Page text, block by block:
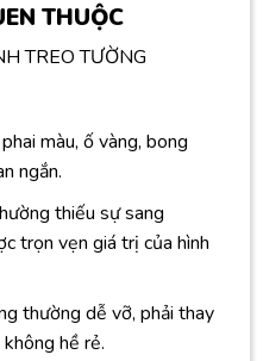
THUỘC
TREO TƯỜNG
màu, ố vàng, bong
ngắn.
thiếu sự sang
trọn vẹn giá trị của hình
thường dễ vỡ, phải thay
hề rẻ.